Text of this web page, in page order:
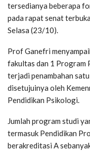
tersedianya beberapa
pada rapat senat
Selasa (23/10).
Prof Ganefri
fakultas dan 1 Program
terjadi penambahan
disetujuinya oleh
Pendidikan Psikologi.
Jumlah program studi
termasuk Pendidikan
berakreditasi A